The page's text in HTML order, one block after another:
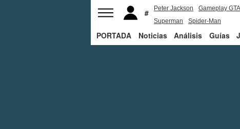
Peter Jackson
Gameplay
Superman
Spider-Man
PORTADA Noticias Análisis Guías